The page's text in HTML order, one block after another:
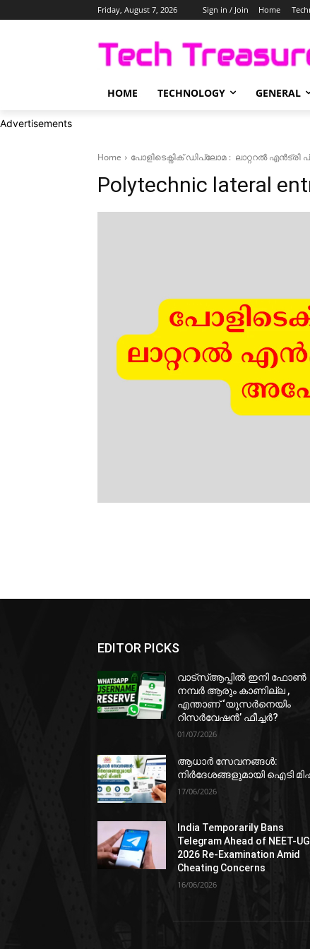
Friday, August 7, 2026 Sign in / Join Home
HOME TECHNOLOGY GENERAL
Advertisements
Home പോളിടെക്നിക് ഡിപ്ലോമ : ലാറ്ററൽ എൻട്രി
Polytechnic lateral
EDITOR PICKS
വാട്‌സ്ആപ്പിൽ ഇനി ഫോൺ
നമ്പർ ആരും കാണില്ല ,
എന്താണ് ‘യൂസർനെയിം
റിസർവേഷൻ’ ഫീച്ചർ?
01/07/2026
ആധാർ സേവനങ്ങൾ:
നിർദേശങ്ങളുമായി ഐടി
17/06/2026
India Temporarily Bans
Telegram Ahead of NEET-UG
2026 Re-Examination Amid
Cheating Concerns
16/06/2026